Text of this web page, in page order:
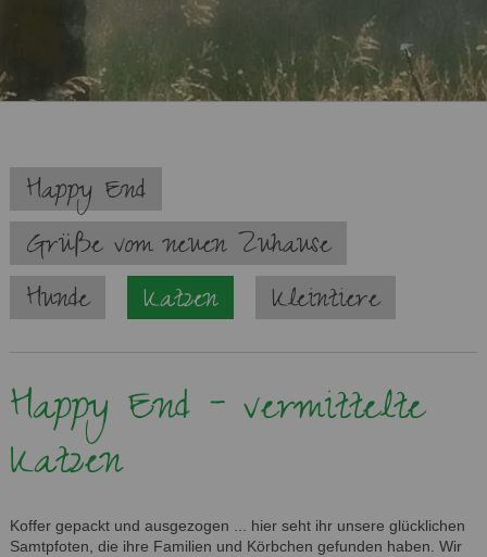
Navigation
überspringen
Happy End
Grüße vom neuen Zuhause
Hunde
Katzen Kleintiere
Happy End - vermittelte
Katzen
Koffer gepackt und ausgezogen ... hier seht ihr unsere glücklichen
Samtpfoten, die ihre Familien und Körbchen gefunden haben. Wir